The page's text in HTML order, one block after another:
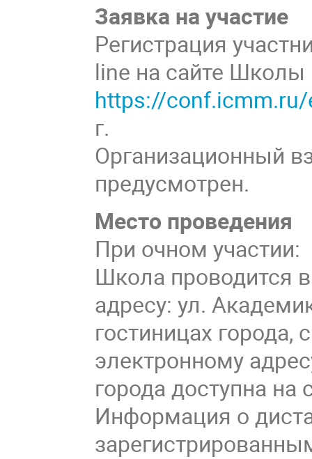
Заявка на участие
Регистрация
line на сайте Школы
https://conf.icmm.ru/
г.
Организационный
предусмотрен.
Место проведения
При очном участии:
Школа проводится
адресу: ул.
гостиницах
электронному
города доступна на
Информация о